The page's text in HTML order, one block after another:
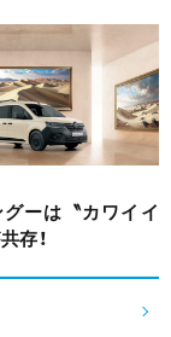
ーは〝カワイイ
存！